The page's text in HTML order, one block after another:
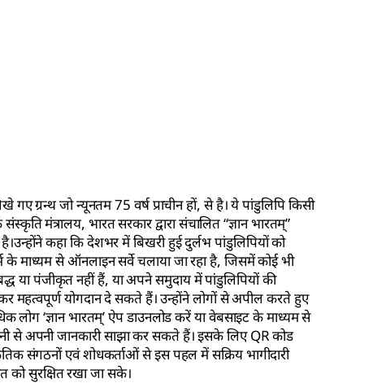
ग्रन्थ जो न्यूनतम 75 वर्ष प्राचीन हों, से है। ये पांडुलिपि किसी
मंत्रालय, भारत सरकार द्वारा संचालित “ज्ञान भारतम्”
कहा कि देशभर में बिखरी हुई दुर्लभ पांडुलिपियों को
माध्यम से ऑनलाइन सर्वे चलाया जा रहा है, जिसमें कोई भी
या पंजीकृत नहीं हैं, या अपने समुदाय में पांडुलिपियों की
महत्वपूर्ण योगदान दे सकते हैं। उन्होंने लोगों से अपील करते हुए
‘ज्ञान भारतम्’ ऐप डाउनलोड करें या वेबसाइट के माध्यम से
से अपनी जानकारी साझा कर सकते हैं। इसके लिए QR कोड
संगठनों एवं शोधकर्ताओं से इस पहल में सक्रिय भागीदारी
को सुरक्षित रखा जा सके।